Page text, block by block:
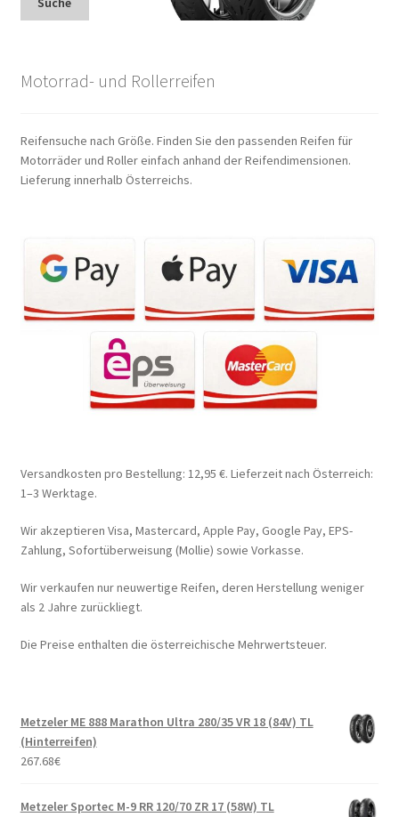
Motorrad- und Rollerreifen
Reifensuche nach Größe. Finden Sie den passenden Reifen für
Motorräder und Roller einfach anhand der Reifendimensionen.
Lieferung innerhalb Österreichs.
Versandkosten pro Bestellung: 12,95 €. Lieferzeit nach Österreich:
1–3 Werktage.
Wir akzeptieren Visa, Mastercard, Apple Pay, Google Pay, EPS-
Zahlung, Sofortüberweisung (Mollie) sowie Vorkasse.
Wir verkaufen nur neuwertige Reifen, deren Herstellung weniger
als 2 Jahre zurückliegt.
Die Preise enthalten die österreichische Mehrwertsteuer.
Metzeler ME 888 Marathon Ultra 280/35 VR 18 (84V) TL
(Hinterreifen)
267.68€
Metzeler Sportec M-9 RR 120/70 ZR 17 (58W) TL